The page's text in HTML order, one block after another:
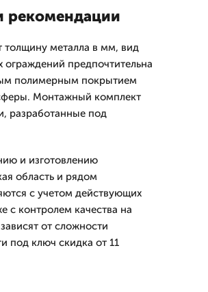
рекомендации
толщину металла в мм, вид
предпочтительна
полимерным покрытием
Монтажный комплект
разработанные под
и изготовлению
область и рядом
с учетом действующих
с контролем качества на
от сложности
под ключ скидка от 11